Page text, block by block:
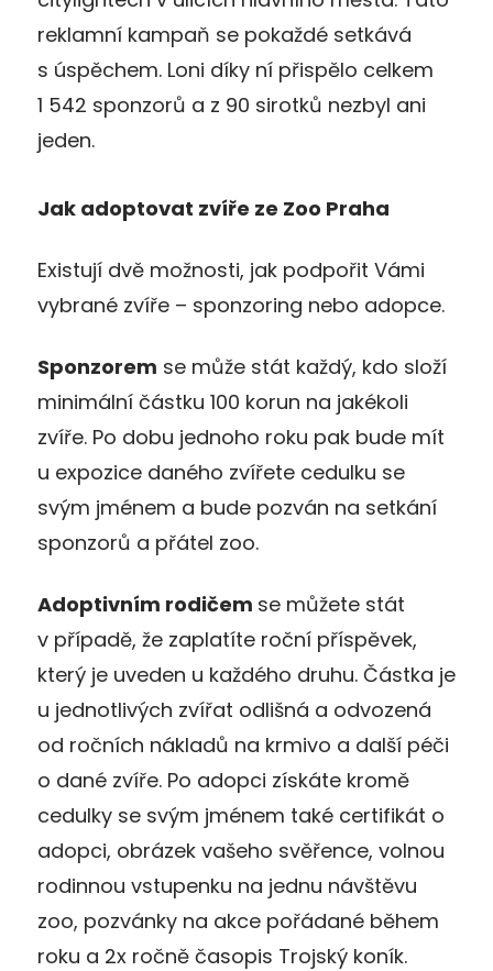
reklamní kampaň se pokaždé setkává
s úspěchem. Loni díky ní přispělo celkem
1 542 sponzorů a z 90 sirotků nezbyl ani
jeden.
Jak adoptovat zvíře ze Zoo Praha
Existují dvě možnosti, jak podpořit Vámi
vybrané zvíře – sponzoring nebo adopce.
Sponzorem se může stát každý, kdo složí
minimální částku 100 korun na jakékoli
zvíře. Po dobu jednoho roku pak bude mít
u expozice daného zvířete cedulku se
svým jménem a bude pozván na setkání
sponzorů a přátel zoo.
Adoptivním rodičem se můžete stát
v případě, že zaplatíte roční příspěvek,
který je uveden u každého druhu. Částka je
u jednotlivých zvířat odlišná a odvozená
od ročních nákladů na krmivo a další péči
o dané zvíře. Po adopci získáte kromě
cedulky se svým jménem také certifikát o
adopci, obrázek vašeho svěřence, volnou
rodinnou vstupenku na jednu návštěvu
zoo, pozvánky na akce pořádané během
roku a 2x ročně časopis Trojský koník.